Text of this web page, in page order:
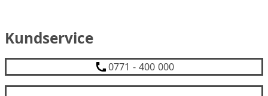
Kundservice
0771 - 400 000